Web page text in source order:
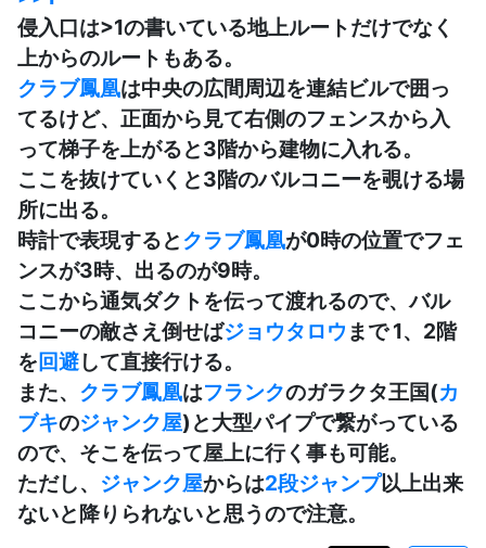
侵入口は>1の書いている地上ルートだけでなく
上からのルートもある。
クラブ鳳凰は中央の広間周辺を連結ビルで囲っ
てるけど、正面から見て右側のフェンスから入
って梯子を上がると3階から建物に入れる。
ここを抜けていくと3階のバルコニーを覗ける場
所に出る。
時計で表現するとクラブ鳳凰が0時の位置でフェ
ンスが3時、出るのが9時。
ここから通気ダクトを伝って渡れるので、バル
コニーの敵さえ倒せばジョウタロウ まで 1、2階
を回避して直接行ける。
また、 クラブ鳳凰はフランクのガラクタ王国(カ
ブキのジャンク屋)と大型パイプで繋がっている
ので、そこを伝って屋上に行く事も可能。
ただし、 ジャンク屋からは2段ジャンプ以上出来
ないと降りられないと思うので注意。